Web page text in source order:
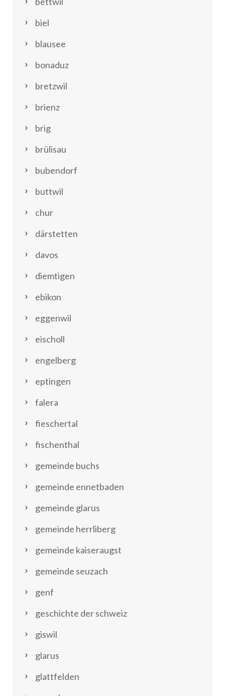
biel
blausee
bonaduz
bretzwil
brienz
brig
brülisau
bubendorf
buttwil
chur
därstetten
davos
diemtigen
ebikon
eggenwil
eischoll
engelberg
eptingen
falera
fieschertal
fischenthal
gemeinde buchs
gemeinde ennetbaden
gemeinde glarus
gemeinde herrliberg
gemeinde kaiseraugst
gemeinde seuzach
genf
geschichte der schweiz
giswil
glarus
glattfelden